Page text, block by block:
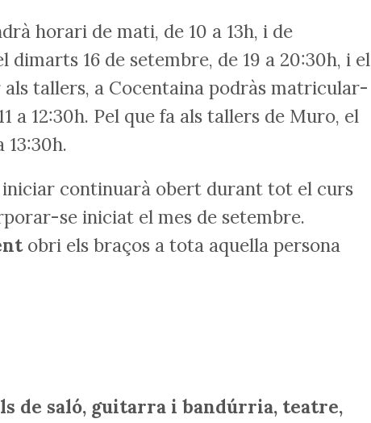
horari de mati, de 10 a 13h, i de
dimarts 16 de setembre, de 19 a 20:30h, i el
als tallers, a Cocentaina podràs matricular-
a 12:30h. Pel que fa als tallers de Muro, el
13:30h.
continuarà obert durant tot el curs
se iniciat el mes de setembre.
obri els braços a tota aquella persona
de saló, guitarra i bandúrria, teatre,